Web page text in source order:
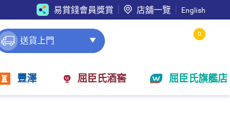
易賞錢會員獎賞 店舖一覽 English
送貨上門
0
豐澤 屈臣氏酒窖 屈臣氏旗艦店